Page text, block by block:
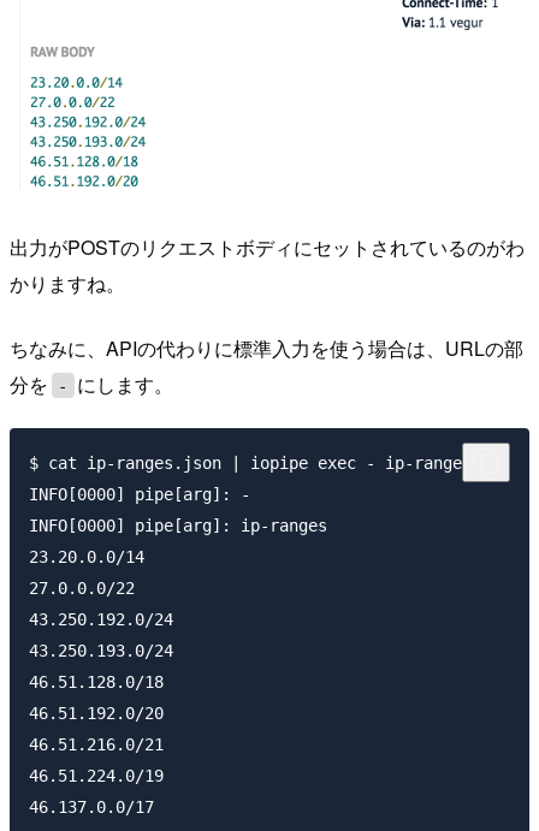
出力がPOSTのリクエストボディにセットされているのがわ
かりますね。
ちなみに、APIの代わりに標準入力を使う場合は、URLの部
分を
- にします。
$ cat ip-ranges.json | iopipe exec - ip-ranges
INFO[0000] pipe[arg]: -
INFO[0000] pipe[arg]: ip-ranges
23.20.0.0/14
27.0.0.0/22
43.250.192.0/24
43.250.193.0/24
46.51.128.0/18
46.51.192.0/20
46.51.216.0/21
46.51.224.0/19
46.137.0.0/17